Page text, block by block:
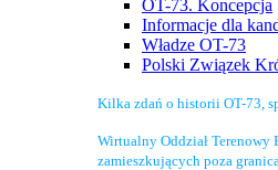
OT-73. Koncepcja
Informacje dla
Władze OT-73
Polski Związek
Kilka zdań o historii OT-73,
Wirtualny Oddział Terenowy
zamieszkujących poza